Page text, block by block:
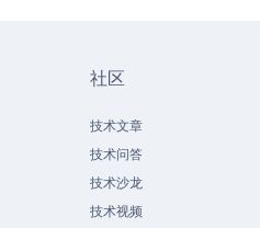
社区
技术文章
技术问答
技术沙龙
技术视频